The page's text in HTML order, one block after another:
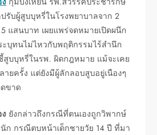
รับผู้สูบบุหรี่ในโรงพยาบาลจาก 2
แสนบาท เผยแพร่จดหมายเปิดผนึก
บุทนไม่ไหวกับพฤติกรรมไร้สำนึก
บบุหรี่ในรพ. ผิดกฎหมาย แม้จะเคย
ายครั้ง แต่ยังมีผู้ลักลอบสูบอยู่เนืองๆ
ขาด
ยังกล่าวถึงกรณีที่ตนเองถูกวิพากษ์
ก กรณีตบหน้าเด็กชายวัย 14 ปี ที่มา